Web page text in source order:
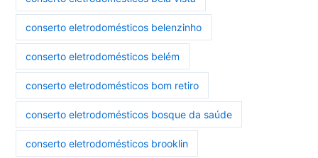
conserto eletrodomésticos belenzinho
conserto eletrodomésticos belém
conserto eletrodomésticos bom retiro
conserto eletrodomésticos bosque da saúde
conserto eletrodomésticos brooklin